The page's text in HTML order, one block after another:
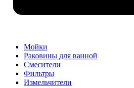
Мойки
Раковины для ванной
Смесители
Фильтры
Измельчители